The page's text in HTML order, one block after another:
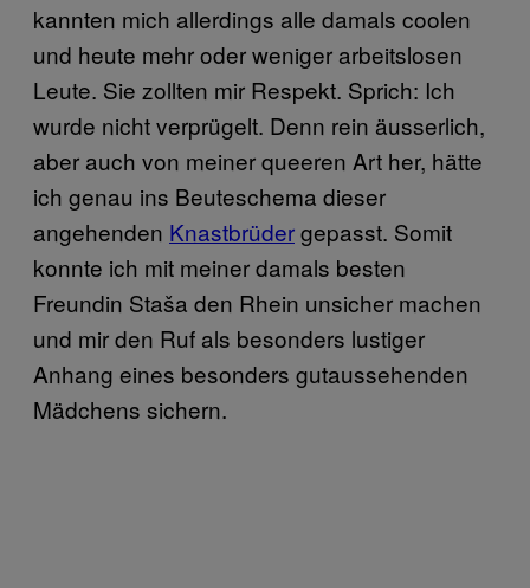
kannten mich allerdings alle damals coolen
und heute mehr oder weniger arbeitslosen
Leute. Sie zollten mir Respekt. Sprich: Ich
wurde nicht verprügelt. Denn rein äusserlich,
aber auch von meiner queeren Art her, hätte
ich genau ins Beuteschema dieser
angehenden Knastbrüdergepasst. Somit
konnte ich mit meiner damals besten
Freundin Staša den Rhein unsicher machen
und mir den Ruf als besonders lustiger
Anhang eines besonders gutaussehenden
Mädchens sichern.